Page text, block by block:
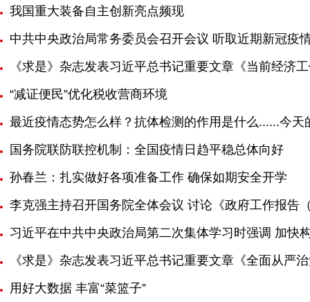
我国重大装备自主创新亮点频现
中共中央政治局常务委员会召开会议 听取近期新冠疫
《求是》杂志发表习近平总书记重要文章《当前经济
“减证便民”优化税收营商环境
最近疫情态势怎么样？抗体检测的作用是什么......今
国务院联防联控机制：全国疫情日趋平稳总体向好
孙春兰：扎实做好各项准备工作 确保如期安全开学
李克强主持召开国务院全体会议 讨论《政府工作报告
习近平在中共中央政治局第二次集体学习时强调 加快
《求是》杂志发表习近平总书记重要文章《全面从严
用好大数据 丰富“菜篮子”